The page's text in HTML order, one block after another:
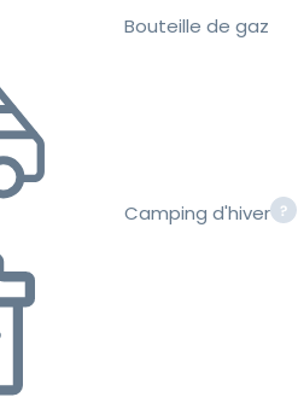
Bouteille de gaz
Camping d'hiver